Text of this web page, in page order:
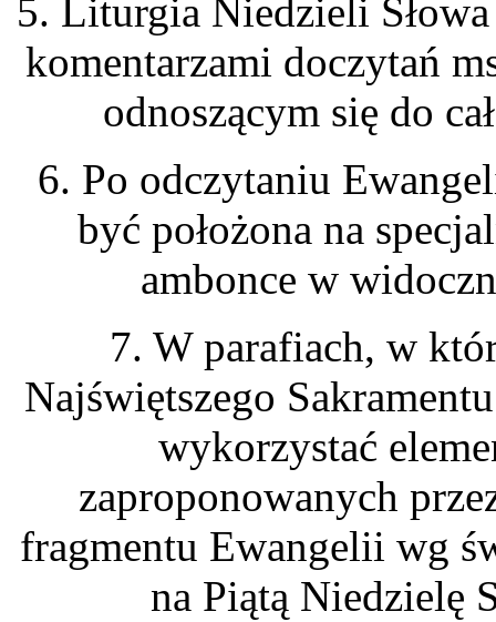
5. Liturgia Niedzieli
komentarzami doczytań
odnoszącym się do
6. Po odczytaniu
być położona na
ambonce w
7. W parafiach, w
Najświętszego
wykorzystać
zaproponowanych
fragmentu Ewangelii wg
na Piątą Niedzielę